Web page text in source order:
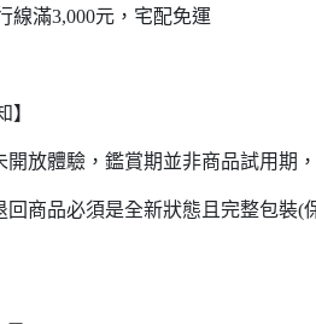
線滿3,000元，宅配免運
】
開放體驗，鑑賞期並非商品試用期
回商品必須是全新狀態且完整包裝